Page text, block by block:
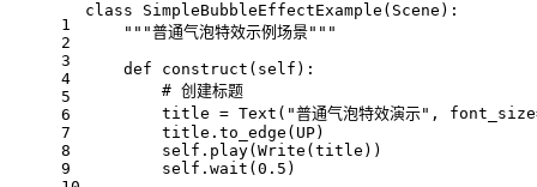
1
2
3
4
5
6
7
8
9
class SimpleBubbleEffectExample(Scene):
    """普通气泡特效示例场景"""
    def construct(self):
        # 创建标题
title = Text("普通气泡特效演示",
        title.to_edge(UP)
        self.play(Write(title))
        self.wait(0.5)